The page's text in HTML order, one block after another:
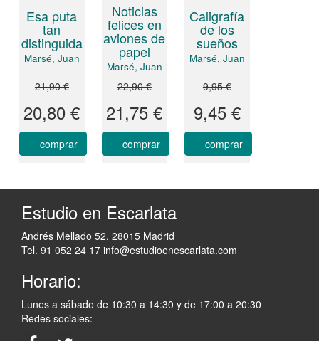
Esa puta
tan
distinguida
Marsé, Juan
21,90 €
20,80 €
comprar
Noticias
felices en
aviones de
papel
Marsé, Juan
22,90 €
21,75 €
comprar
Caligrafía
de los
sueños
Marsé, Juan
9,95 €
9,45 €
comprar
Estudio en Escarlata
Andrés Mellado 52. 28015 Madrid
Tel. 91 052 24 17 info@estudioenescarlata.com
Horario:
Lunes a sábado de 10:30 a 14:30 y de 17:00 a 20:30
Redes sociales: